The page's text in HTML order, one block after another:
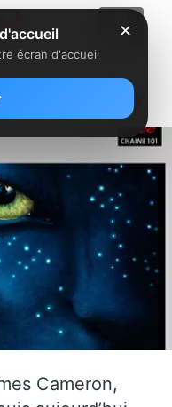
Canalplay
Cameron,
✕
écran d'accueil